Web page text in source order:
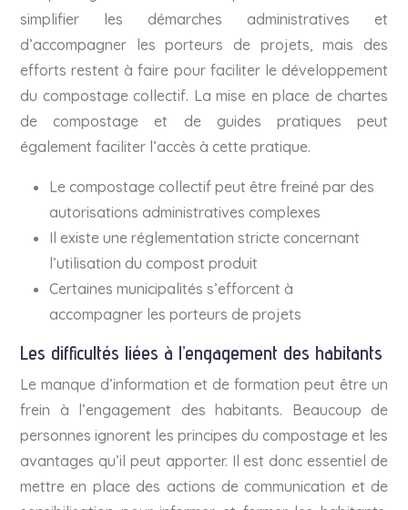
simplifier les démarches administratives et
d’accompagner les porteurs de projets, mais des
efforts restent à faire pour faciliter le développement
du compostage collectif. La mise en place de chartes
de compostage et de guides pratiques peut
également faciliter l’accès à cette pratique.
Le compostage collectif peut être freiné par des
autorisations administratives complexes
Il existe une réglementation stricte concernant
l’utilisation du compost produit
Certaines municipalités s’efforcent à
accompagner les porteurs de projets
Les difficultés liées à l’engagement des habitants
Le manque d’information et de formation peut être un
frein à l’engagement des habitants. Beaucoup de
personnes ignorent les principes du compostage et les
avantages qu’il peut apporter. Il est donc essentiel de
mettre en place des actions de communication et de